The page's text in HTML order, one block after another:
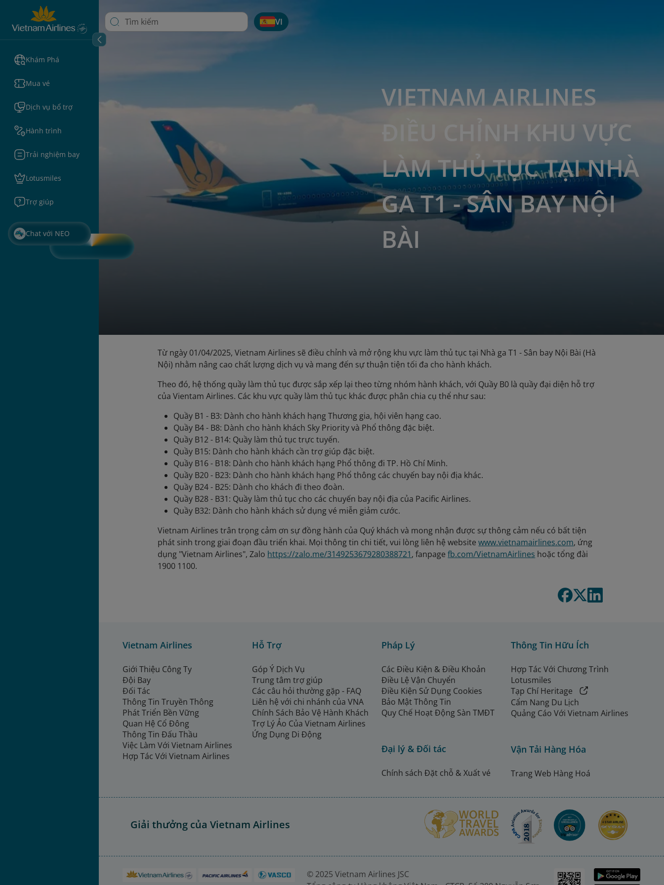
Khám Phá
Mua vé
Dịch vụ bổ trợ
Hành trình
Trải nghiệm bay
Lotusmiles
Trợ giúp
Chat với NEO
VI
VIETNAM AIRLINES
ĐIỀU CHỈNH KHU VỰC
LÀM THỦ TỤC TẠI NHÀ
GA T1 - SÂN BAY NỘI
BÀI
Từ ngày 01/04/2025, Vietnam Airlines sẽ điều chỉnh và mở rộng khu vực làm thủ tục tại Nhà ga T1 - Sân bay Nội Bài (Hà
Nội) nhằm nâng cao chất lượng dịch vụ và mang đến sự thuận tiện tối đa cho hành khách.
Theo đó, hệ thống quầy làm thủ tục được sắp xếp lại theo từng nhóm hành khách, với Quầy B0 là quầy đại diện hỗ trợ
của Vientam Airlines. Các khu vực quầy làm thủ tục khác được phân chia cụ thể như sau:
Quầy B1 - B3: Dành cho hành khách hạng Thương gia, hội viên hạng cao.
Quầy B4 - B8: Dành cho hành khách Sky Priority và Phổ thông đặc biệt.
Quầy B12 - B14: Quầy làm thủ tục trực tuyến.
Quầy B15: Dành cho hành khách cần trợ giúp đặc biệt.
Quầy B16 - B18: Dành cho hành khách hạng Phổ thông đi TP. Hồ Chí Minh.
Quầy B20 - B23: Dành cho hành khách hạng Phổ thông các chuyến bay nội địa khác.
Quầy B24 - B25: Dành cho khách đi theo đoàn.
Quầy B28 - B31: Quầy làm thủ tục cho các chuyến bay nội địa của Pacific Airlines.
Quầy B32: Dành cho hành khách sử dụng vé miễn giảm cước.
Vietnam Airlines trân trọng cảm ơn sự đồng hành của Quý khách và mong nhận được sự thông cảm nếu có bất tiện
phát sinh trong giai đoạn đầu triển khai. Mọi thông tin chi tiết, vui lòng liên hệ websitewww.vietnamairlines.com, ứng
dụng "Vietnam Airlines", Zalo https://zalo.me/3149253679280388721, fanpagefb.com/VietnamAirlines hoặc tổng đài
1900 1100.
Vietnam Airlines
Giới Thiệu Công Ty
Đội Bay
Đối Tác
Thông Tin Truyền Thông
Phát Triển Bền Vững
Quan Hệ Cổ Đông
Thông Tin Đấu Thầu
Việc Làm Với Vietnam Airlines
Hợp Tác Với Vietnam Airlines
Hỗ Trợ
Góp Ý Dịch Vụ
Trung tâm trợ giúp
Các câu hỏi thường gặp - FAQ
Liên hệ với chi nhánh của VNA
Chính Sách Bảo Vệ Hành Khách
Trợ Lý Ảo Của Vietnam Airlines
Ứng Dụng Di Động
Pháp Lý
Các Điều Kiện & Điều Khoản
Điều Lệ Vận Chuyển
Điều Kiện Sử Dụng Cookies
Bảo Mật Thông Tin
Quy Chế Hoạt Động Sàn TMĐT
Đại lý & Đối tác
Chính sách Đặt chỗ & Xuất vé
Thông Tin Hữu Ích
Hợp Tác Với Chương Trình
Lotusmiles
Tạp Chí Heritage
Cẩm Nang Du Lịch
Quảng Cáo Với Vietnam Airlines
Vận Tải Hàng Hóa
Trang Web Hàng Hoá
Giải thưởng của Vietnam Airlines
© 2025 Vietnam Airlines JSC